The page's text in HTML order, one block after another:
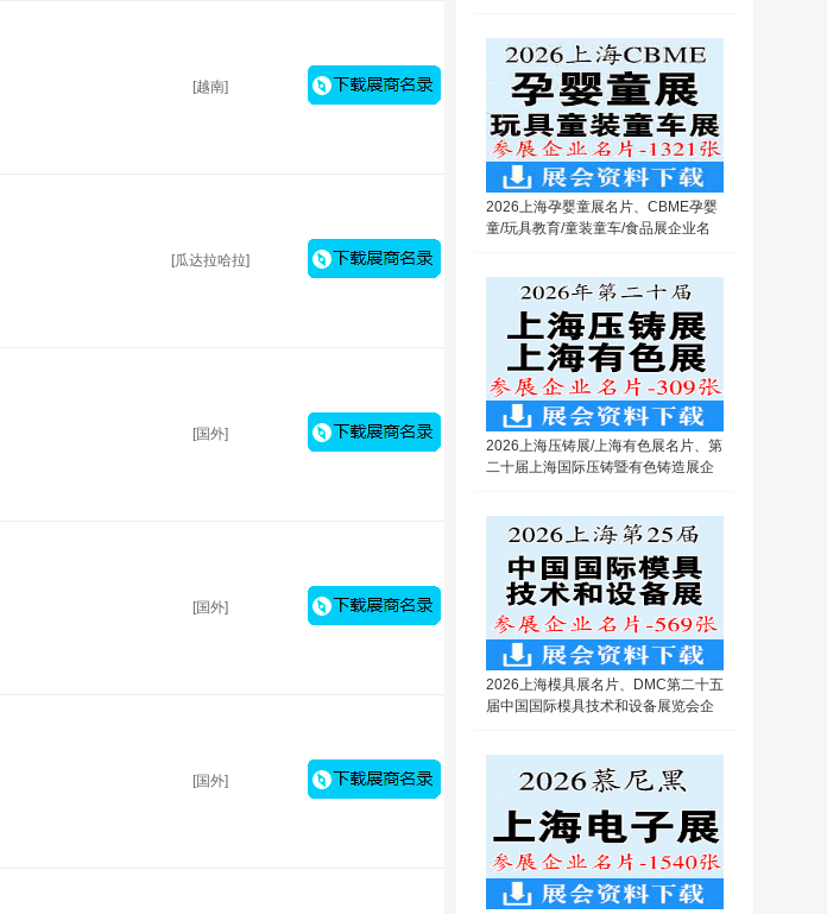
[越南]
[瓜达拉哈拉]
[国外]
[国外]
[国外]
2026上海孕婴童展名片、CBME孕婴
童/玩具教育/童装童车/食品展企业名
2026上海压铸展/上海有色展名片、第
二十届上海国际压铸暨有色铸造展企
2026上海模具展名片、DMC第二十五
届中国国际模具技术和设备展览会企